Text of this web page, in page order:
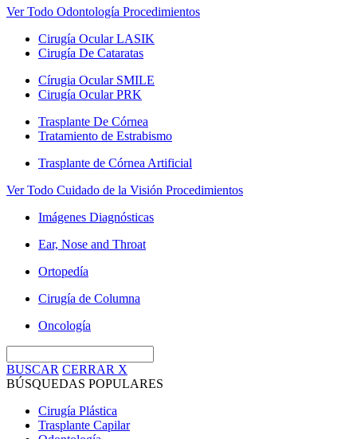
Ver Todo Odontología Procedimientos
Cirugía Ocular LASIK
Cirugía De Cataratas
Círugia Ocular SMILE
Cirugía Ocular PRK
Trasplante De Córnea
Tratamiento de Estrabismo
Trasplante de Córnea Artificial
Ver Todo Cuidado de la Visión Procedimientos
Imágenes Diagnósticas
Ear, Nose and Throat
Ortopedía
Cirugía de Columna
Oncología
BUSCAR CERRAR X
BÚSQUEDAS POPULARES
Cirugía Plástica
Trasplante Capilar